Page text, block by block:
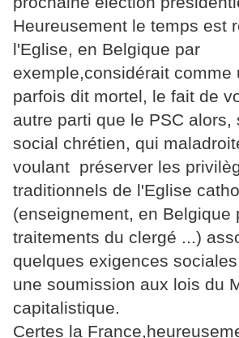
Heureusement le temps est
l'Eglise, en Belgique par
exemple,considérait comme
parfois dit mortel, le fait de
autre parti que le PSC alors,
social chrétien, qui
voulant préserver les
traditionnels de l'Eglise
(enseignement, en Belgique
traitements du clergé ...)
quelques exigences
une soumission aux lois du
capitalistique.
Certes la